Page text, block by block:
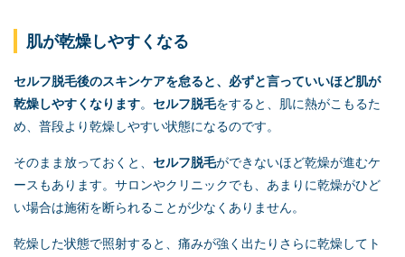
肌が乾燥しやすくなる
セルフ脱毛後のスキンケアを怠ると、必ずと言っていいほど肌が
乾燥しやすくなります。 セルフ脱毛をすると、肌に熱がこもるた
め、普段より乾燥しやすい状態になるのです。
そのまま放っておくと、 セルフ脱毛ができないほど乾燥が進むケ
ースもあります。サロンやクリニックでも、あまりに乾燥がひど
い場合は施術を断られることが少なくありません。
乾燥した状態で照射すると、痛みが強く出たりさらに乾燥してト